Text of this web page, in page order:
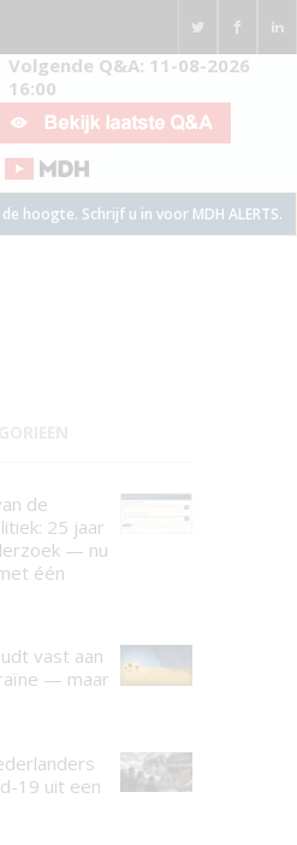
Volgende Q&A: 11-08-2026
16:00
hoogte. Schrijf u in voor MDH ALERTS.
de
25 jaar
— nu
één
vast aan
— maar
19 uit een